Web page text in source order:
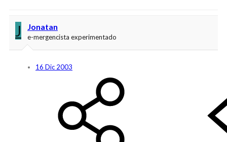
J Jonatan
e-mergencista experimentado
16 Dic 2003